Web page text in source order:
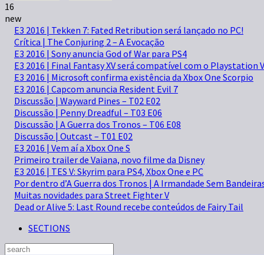
16
new
E3 2016 | Tekken 7: Fated Retribution será lançado no PC!
Crítica | The Conjuring 2 – A Evocação
E3 2016 | Sony anuncia God of War para PS4
E3 2016 | Final Fantasy XV será compatível com o Playstation
E3 2016 | Microsoft confirma existência da Xbox One Scorpio
E3 2016 | Capcom anuncia Resident Evil 7
Discussão | Wayward Pines – T02 E02
Discussão | Penny Dreadful – T03 E06
Discussão | A Guerra dos Tronos – T06 E08
Discussão | Outcast – T01 E02
E3 2016 | Vem aí a Xbox One S
Primeiro trailer de Vaiana, novo filme da Disney
E3 2016 | TES V: Skyrim para PS4, Xbox One e PC
Por dentro d’A Guerra dos Tronos | A Irmandade Sem
Muitas novidades para Street Fighter V
Dead or Alive 5: Last Round recebe conteúdos de Fairy Tail
SECTIONS